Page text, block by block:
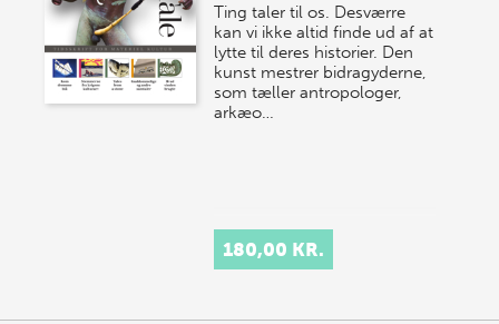
Ting taler til os. Desværre
kan vi ikke altid finde ud af at
lytte til deres historier. Den
kunst mestrer bidragyderne,
som tæller antropologer,
arkæo…
180,00 KR.